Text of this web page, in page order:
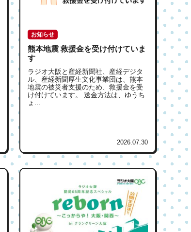
お知らせ
熊本地震 救援金を受け付けていま
す
ラジオ大阪と産経新聞社、産経デジタ
ル、産経新聞厚生文化事業団は、熊本
地震の被災者支援のため、救援金を受
け付けています。 送金方法は、ゆうち
ょ...
2026.07.30